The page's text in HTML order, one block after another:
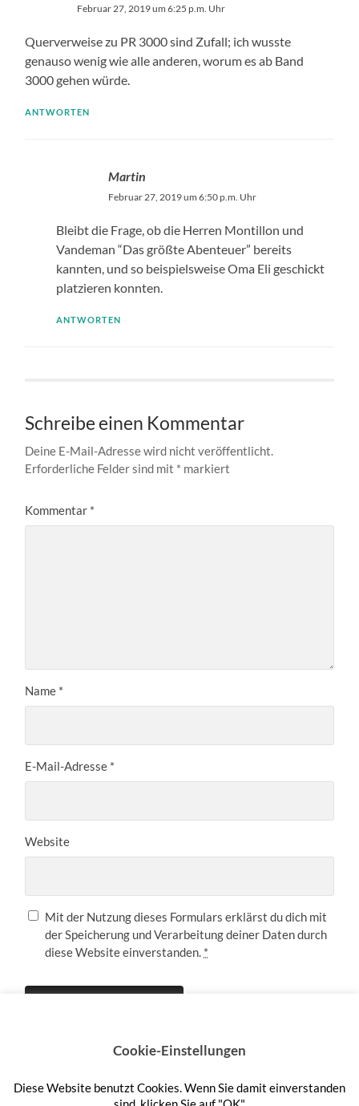
Februar 27, 2019 um 6:25 p.m. Uhr
Querverweise zu PR 3000 sind Zufall; ich wusste
genauso wenig wie alle anderen, worum es ab Band
3000 gehen würde.
ANTWORTEN
Martin
Februar 27, 2019 um 6:50 p.m. Uhr
Bleibt die Frage, ob die Herren Montillon und
Vandeman “Das größte Abenteuer” bereits
kannten, und so beispielsweise Oma Eli geschickt
platzieren konnten.
ANTWORTEN
Schreibe einen Kommentar
Deine E-Mail-Adresse wird nicht veröffentlicht.
Erforderliche Felder sind mit * markiert
Kommentar *
Name *
E-Mail-Adresse *
Website
Mit der Nutzung dieses Formulars erklärst du dich mit
der Speicherung und Verarbeitung deiner Daten durch
diese Website einverstanden. *
Anmelden
Cookie-Einstellungen
Diese Website benutzt Cookies. Wenn Sie damit einverstanden